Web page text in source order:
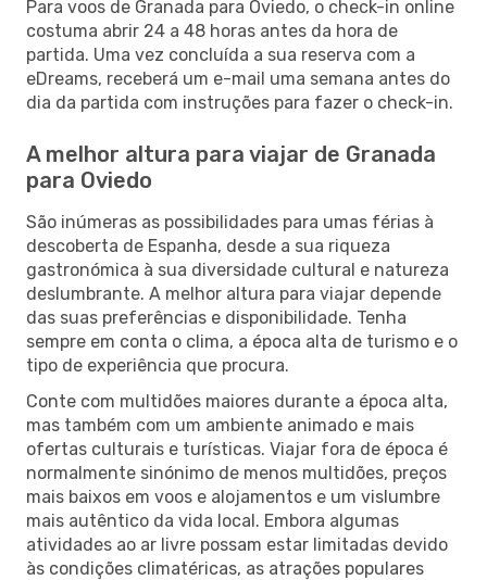
Para voos de Granada para Oviedo, o check-in online
costuma abrir 24 a 48 horas antes da hora de
partida. Uma vez concluída a sua reserva com a
eDreams, receberá um e-mail uma semana antes do
dia da partida com instruções para fazer o check-in.
A melhor altura para viajar de Granada
para Oviedo
São inúmeras as possibilidades para umas férias à
descoberta de Espanha, desde a sua riqueza
gastronómica à sua diversidade cultural e natureza
deslumbrante. A melhor altura para viajar depende
das suas preferências e disponibilidade. Tenha
sempre em conta o clima, a época alta de turismo e o
tipo de experiência que procura.
Conte com multidões maiores durante a época alta,
mas também com um ambiente animado e mais
ofertas culturais e turísticas. Viajar fora de época é
normalmente sinónimo de menos multidões, preços
mais baixos em voos e alojamentos e um vislumbre
mais autêntico da vida local. Embora algumas
atividades ao ar livre possam estar limitadas devido
às condições climatéricas, as atrações populares